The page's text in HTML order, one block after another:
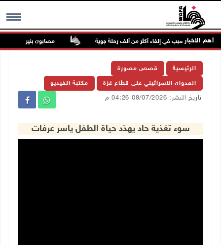
MENU أهم الاخبار
ويتسبب في إلغاء أكثر من ألف رحلة جوية مصابون بنيران الاحتلال
الرئيسية قصص مصورة
العدوان الاسرائيلي على قطاع غزة مكتبة الفيديو
تاريخ النشر: 08/07/2026 04:26 م
سوء تغذية حاد يهدّد حياة الطفل ياسر عرفات